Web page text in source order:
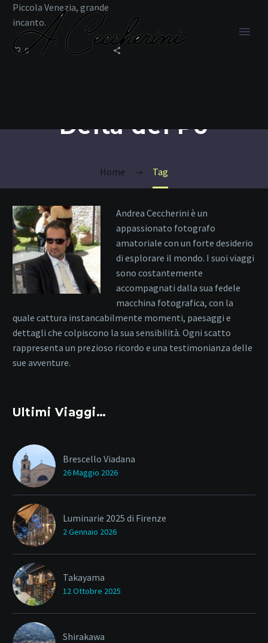
Delta del Po
Home Tag
Piccola Venezia, grande
incanto.
0
Andrea Ceccherini è un
appassionato fotografo
amatoriale con un forte desiderio
di esplorare il mondo. I suoi viaggi
sono costantemente
accompagnati dalla sua fedele
macchina fotografica, con la
quale cattura instancabilmente momenti, paesaggi e
dettagli che colpiscono la sua sensibilità. Ogni scatto
rappresenta un prezioso ricordo e una testimonianza delle
sue avventure.
Ultimi Viaggi…
Brescello Viadana
26 Maggio 2026
Luminarie 2025 di Firenze
2 Gennaio 2026
Takayama
12 Ottobre 2025
Shirakawa